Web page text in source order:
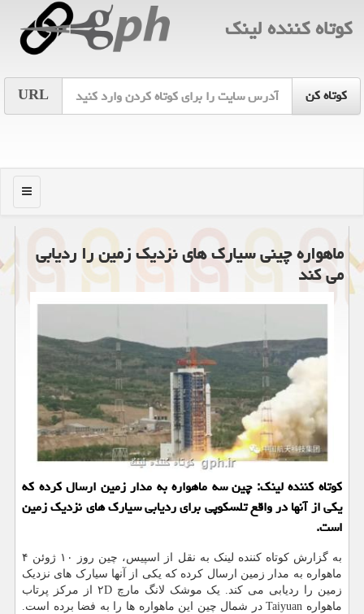
كوتاه كننده لینك
URL
منو
ماهواره چینی سیارك های نزدیك زمین را ردیابی
می كند
کوتاه کننده لینک: چین سه ماهواره به مدار زمین ارسال کرده که
یکی از آنها در واقع تلسکوپی برای ردیابی سیارک های نزدیک زمین
است.
به گزارش کوتاه کننده لینک به نقل از اسپیس، چین روز ۱۰ ژوئن ۴
ماهواره به مدار زمین ارسال کرده که یکی از آنها سیارک های نزدیک
زمین را ردیابی می کند. یک موشک لانگ مارچ ۲D از مرکز پرتاب
ماهواره Taiyuan در شمال چین این ماهواره ها را به فضا برده است.